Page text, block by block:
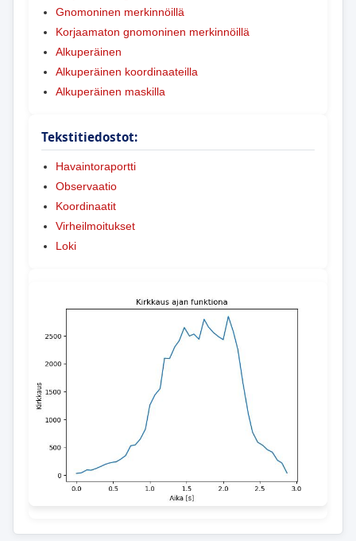
Gnomoninen merkinnöillä
Korjaamaton gnomoninen merkinnöillä
Alkuperäinen
Alkuperäinen koordinaateilla
Alkuperäinen maskilla
Tekstitiedostot:
Havaintoraportti
Observaatio
Koordinaatit
Virheilmoitukset
Loki